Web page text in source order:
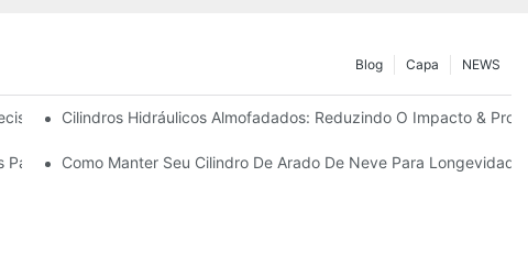
NEWS
Capa
Blog
Cilindros Hidráulicos Almofadados: Reduzindo O Impacto &
Condições Duras De Inverno
Como Manter Seu Cilindro De Arado De Neve Para Longevidade